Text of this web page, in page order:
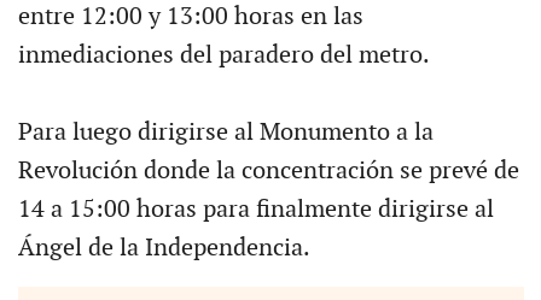
entre 12:00 y 13:00 horas en las
inmediaciones del paradero del metro.
Para luego dirigirse al Monumento a la
Revolución donde la concentración se prevé de
14 a 15:00 horas para finalmente dirigirse al
Ángel de la Independencia.